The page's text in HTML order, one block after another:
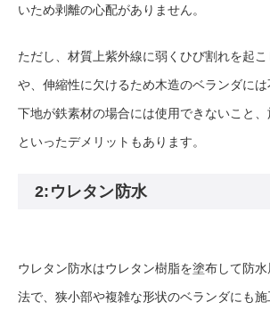
いため剥離の心配がありません。
ただし、材質上紫外線に弱くひび割れを起
や、伸縮性に欠けるため木造のベランダには
下地が鉄素材の場合には使用できないこと
といったデメリットもあります。
2:ウレタン防水
ウレタン防水はウレタン樹脂を塗布して防
法で、狭小部や複雑な形状のベランダにも施